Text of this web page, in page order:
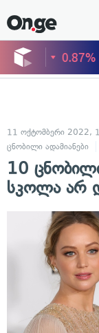
11 ოქტომბერი 2022,
ცნობილი ადამიანები
10
სკოლა არ